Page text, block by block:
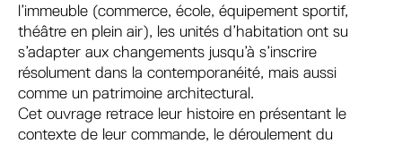
l’immeuble (commerce, école, équipement sportif,
théâtre en plein air), les unités d’habitation ont su
s’adapter aux changements jusqu’à s’inscrire
résolument dans la contemporanéité, mais aussi
comme un patrimoine architectural.
Cet ouvrage retrace leur histoire en présentant le
contexte de leur commande, le déroulement du